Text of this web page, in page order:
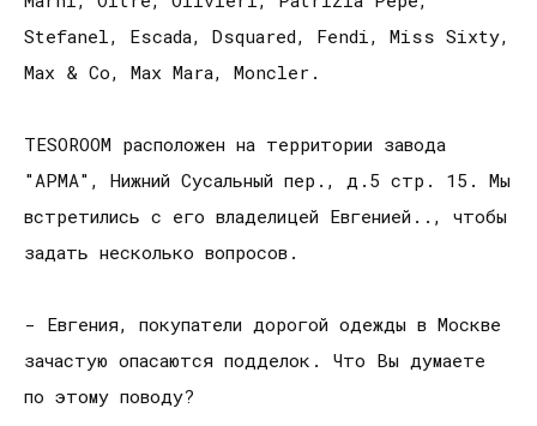
Stefanel, Escadа, Dsquared, Fendi, Miss Sixty,
Max & Co, Max Mara, Moncler.
TESOROOM расположен на территории завода
"АРМА", Нижний Сусальный пер., д.5 стр. 15. Мы
встретились с его владелицей Евгенией.., чтобы
задать несколько вопросов.
- Евгения, покупатели дорогой одежды в Москве
зачастую опасаются подделок. Что Вы думаете
по этому поводу?